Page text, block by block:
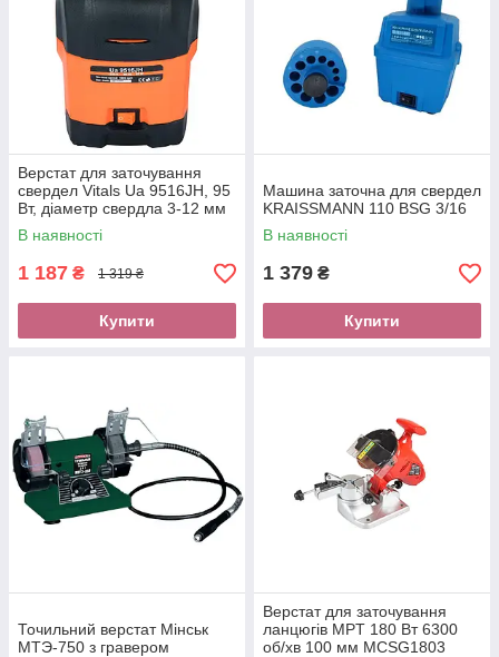
Верстат для заточування
свердел Vitals Ua 9516JH, 95
Вт, діаметр свердла 3-12 мм
В наявності
1 187 ₴ 1 319 ₴
Купити
Машина заточна для свердел
KRAISSMANN 110 BSG 3/16
В наявності
1 379 ₴
Купити
Точильний верстат Мінськ
МТЭ-750 з гравером
Верстат для заточування
ланцюгів MPT 180 Вт 6300
об/хв 100 мм MCSG1803